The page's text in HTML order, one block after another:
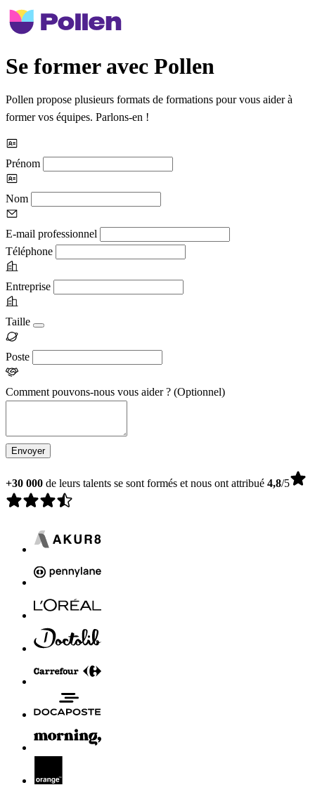
Se former avec Pollen
Pollen propose plusieurs formats de formations pour vous aider à
former vos équipes. Parlons-en !
Prénom
Nom
E-mail professionnel
Téléphone
Entreprise
Taille
Poste
Comment pouvons-nous vous aider ? (Optionnel)
Envoyer
+30 000 de leurs talents se sont formés et nous ont attribué 4,8/5